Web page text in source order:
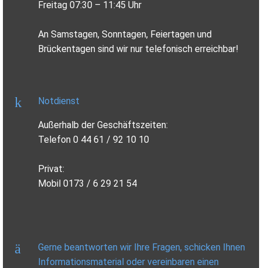
Freitag 07:30 – 11:45 Uhr
An Samstagen, Sonntagen, Feiertagen und
Brückentagen sind wir nur telefonisch erreichbar!
Notdienst
Außerhalb der Geschäftszeiten:
Telefon 0 44 61 / 92 10 10
Privat:
Mobil 0173 / 6 29 21 54
Gerne beantworten wir Ihre Fragen, schicken Ihnen
Informationsmaterial oder vereinbaren einen